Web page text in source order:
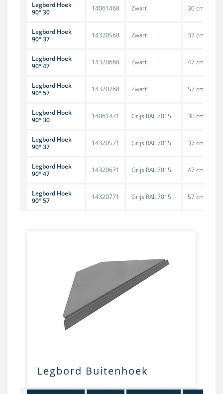
Legbord Hoek
90° 30
14061468 Zwart 30 cm
Legbord Hoek
90° 37
14320568 Zwart 37 cm
Legbord Hoek
90° 47
14320668 Zwart 47 cm
Legbord Hoek
90° 57
14320768 Zwart 57 cm
Legbord Hoek
90° 30
14061471 Grijs RAL 7015 30 cm
Legbord Hoek
90° 37
14320571 Grijs RAL 7015 37 cm
Legbord Hoek
90° 47
14320671 Grijs RAL 7015 47 cm
Legbord Hoek
90° 57
14320771 Grijs RAL 7015 57 cm
Legbord Buitenhoek